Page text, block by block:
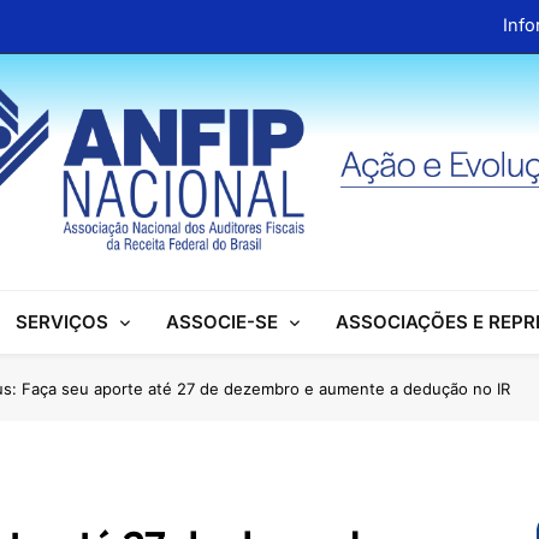
ANFIP Nacional recebe visita da superintendente
Preparativos para o XIX Encontro
Almoço em homenagem ao Dia
Preparativos para o XIX Encontro
Almoço em homenagem ao Dia
SERVIÇOS ASSOCIE-SE ASSOCIAÇÕES E
Faça seu aporte até 27 de dezembro e aumente a dedução no IR